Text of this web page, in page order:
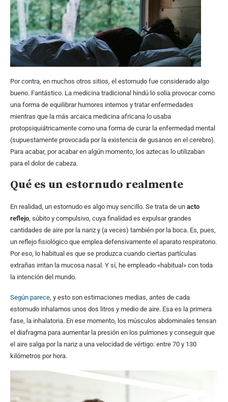
Por contra, en muchos otros sitios, el estornudo fue considerado algo
bueno. Fantástico. La medicina tradicional hindú lo solía provocar como
una forma de equilibrar humores internos y tratar enfermedades
mientras que la más arcaica medicina africana lo usaba
protopsiquiátricamente como una forma de curar la enfermedad mental
(supuestamente provocada por la existencia de gusanos en el cerebro).
Para acabar, por acabar en algún momento, los aztecas lo utilizaban
para el dolor de cabeza.
Qué es un estornudo realmente
En realidad, un estornudo es algo muy sencillo. Se trata de un acto
reflejo , súbito y compulsivo, cuya finalidad es expulsar grandes
cantidades de aire por la nariz y (a veces) también por la boca. Es, pues,
un reflejo fisiológico que emplea defensivamente el aparato respiratorio.
Por eso, lo habitual es que se produzca cuando ciertas partículas
extrañas irritan la mucosa nasal. Y sí, he empleado «habitual» con toda
la intención del mundo.
Según parece , y esto son estimaciones medias, antes de cada
estornudo inhalamos unos dos litros y medio de aire. Esa es la primera
fase, la inhalatoria. En ese momento, los músculos abdominales tensan
el diafragma para aumentar la presión en los pulmones y conseguir que
el aire salga por la nariz a una velocidad de vértigo: entre 70 y 130
kilómetros por hora.